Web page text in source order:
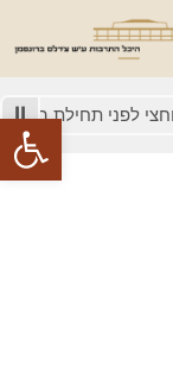
פתח
לפני תחילת המופע